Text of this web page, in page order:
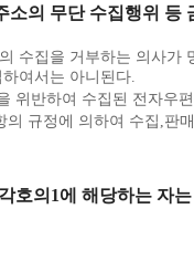
소의 무단 수집행위 등
수집을 거부하는 의사가
여서는 아니된다.
위반하여 수집된 전자우
의 규정에 의하여 수집,판
호의1에 해당하는 자